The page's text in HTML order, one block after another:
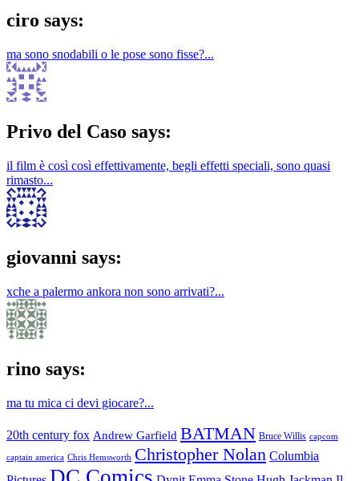
ciro says:
ma sono snodabili o le pose sono fisse?...
Privo del Caso says:
il film è così così effettivamente, begli effetti speciali, sono quasi
rimasto...
giovanni says:
xche a palermo ankora non sono arrivati?...
rino says:
ma tu mica ci devi giocare?...
20th century fox Andrew Garfield BATMAN Bruce Willis capcom
captain america Chris Hemsworth Christopher Nolan Columbia